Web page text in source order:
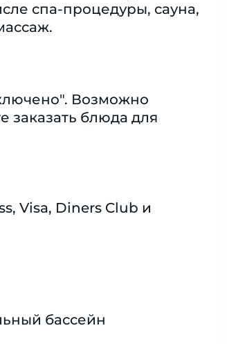
спа-процедуры, сауна,
Возможно
заказать блюда для
Visa, Diners Club и
бассейн